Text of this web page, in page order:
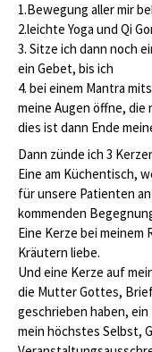
1.Bewegung aller mir
2.leichte Yoga und Qi
3. Sitze ich dann noch
ein Gebet, bis ich
4. bei einem Mantra
meine Augen öffne, die
dies ist dann Ende
Dann zünde ich 3
Eine am Küchentisch,
für unsere Patienten
kommenden
Eine Kerze bei meinem
Kräutern liebe.
Und eine Kerze auf
die Mutter Gottes,
geschrieben haben,
mein höchstes Selbst,